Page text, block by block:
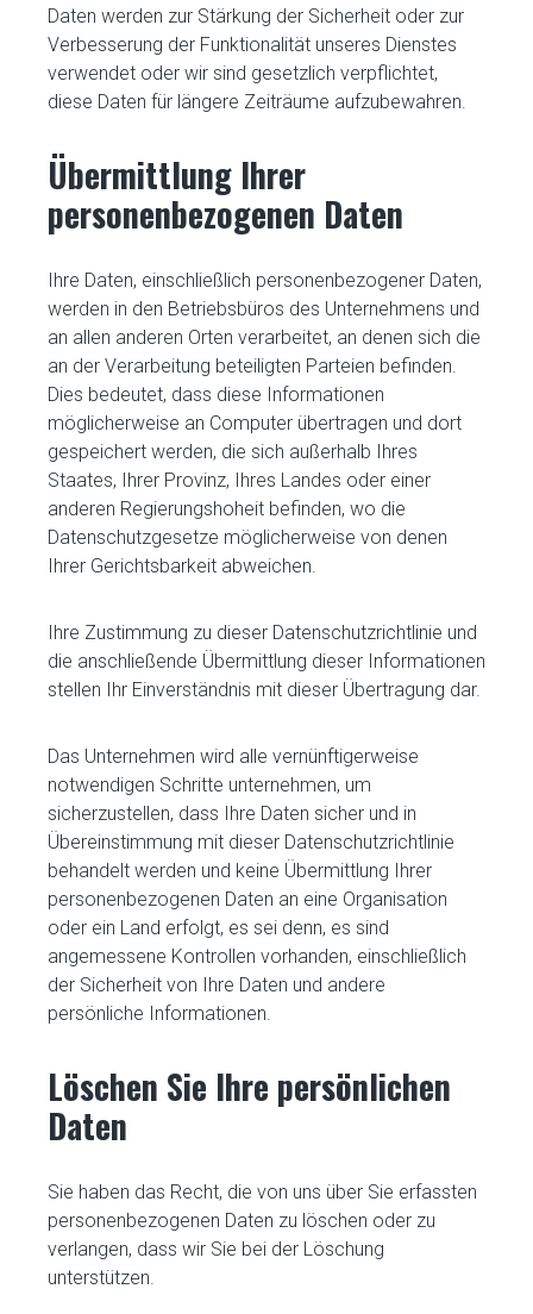
Daten werden zur Stärkung der Sicherheit oder zur
Verbesserung der Funktionalität unseres Dienstes
verwendet oder wir sind gesetzlich verpflichtet,
diese Daten für längere Zeiträume aufzubewahren.
Übermittlung Ihrer
personenbezogenen Daten
Ihre Daten, einschließlich personenbezogener Daten,
werden in den Betriebsbüros des Unternehmens und
an allen anderen Orten verarbeitet, an denen sich die
an der Verarbeitung beteiligten Parteien befinden.
Dies bedeutet, dass diese Informationen
möglicherweise an Computer übertragen und dort
gespeichert werden, die sich außerhalb Ihres
Staates, Ihrer Provinz, Ihres Landes oder einer
anderen Regierungshoheit befinden, wo die
Datenschutzgesetze möglicherweise von denen
Ihrer Gerichtsbarkeit abweichen.
Ihre Zustimmung zu dieser Datenschutzrichtlinie und
die anschließende Übermittlung dieser Informationen
stellen Ihr Einverständnis mit dieser Übertragung dar.
Das Unternehmen wird alle vernünftigerweise
notwendigen Schritte unternehmen, um
sicherzustellen, dass Ihre Daten sicher und in
Übereinstimmung mit dieser Datenschutzrichtlinie
behandelt werden und keine Übermittlung Ihrer
personenbezogenen Daten an eine Organisation
oder ein Land erfolgt, es sei denn, es sind
angemessene Kontrollen vorhanden, einschließlich
der Sicherheit von Ihre Daten und andere
persönliche Informationen.
Löschen Sie Ihre persönlichen
Daten
Sie haben das Recht, die von uns über Sie erfassten
personenbezogenen Daten zu löschen oder zu
verlangen, dass wir Sie bei der Löschung
unterstützen.